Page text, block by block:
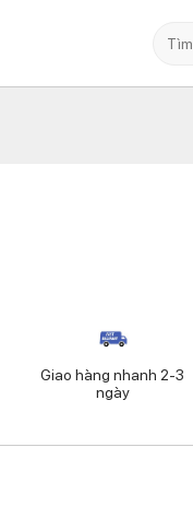
Giao hàng nhanh 2-3
ngày